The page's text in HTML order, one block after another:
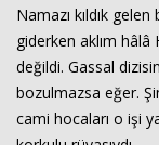
Namazı kıldık
giderken aklım
değildi. Gassal
bozulmazsa eğer.
cami hocaları o işi